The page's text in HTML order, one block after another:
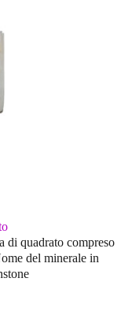
di quadrato compreso
del minerale in